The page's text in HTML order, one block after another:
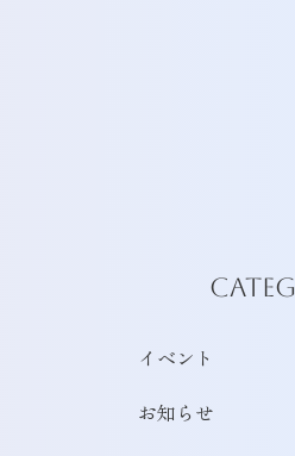
イベント
お知らせ